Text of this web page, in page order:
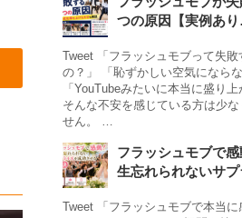
つの原因【実例あ
Tweet 「フラッシュモブって失敗
の？」 「恥ずかしい空気にならな
「YouTubeみたいに本当に盛り上
そんな不安を感じている方は少な
せん。 …
フラッシュモブで
生忘れられないサ
Tweet 「フラッシュモブで本当に